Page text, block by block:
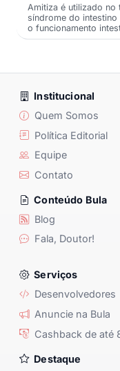
Amitiza é utilizado no
síndrome do
o funcionamento
Institucional
Quem Somos
Política Editorial
Equipe
Contato
Conteúdo Bula
Blog
Fala, Doutor!
Serviços
Desenvolvedores
Anuncie na Bula
Cashback de até
Destaque